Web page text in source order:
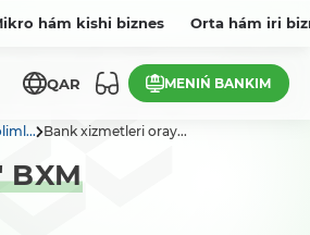
hám kishi biznes Orta hám iri
QAR MENIŃ BANKIM
Bank xizmetleri oray...
BXM